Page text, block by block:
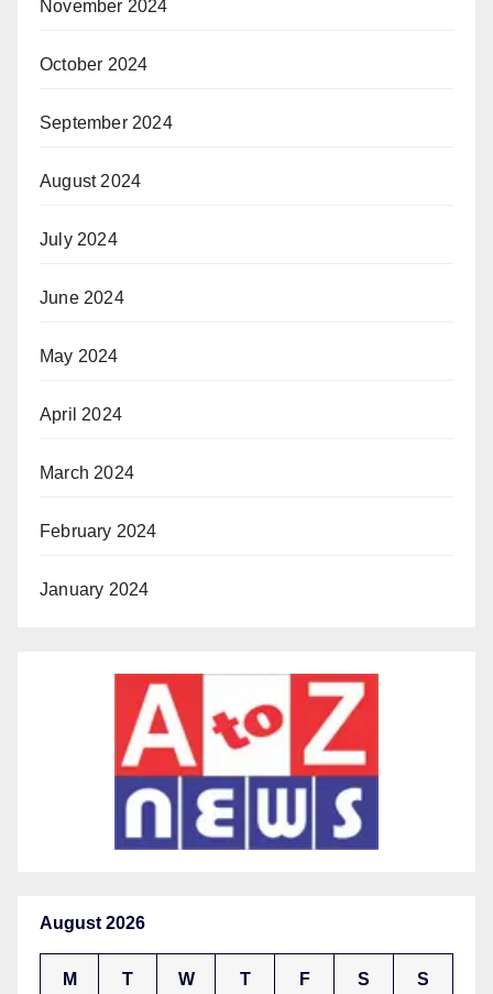
November 2024
October 2024
September 2024
August 2024
July 2024
June 2024
May 2024
April 2024
March 2024
February 2024
January 2024
August 2026
M T W T F S S